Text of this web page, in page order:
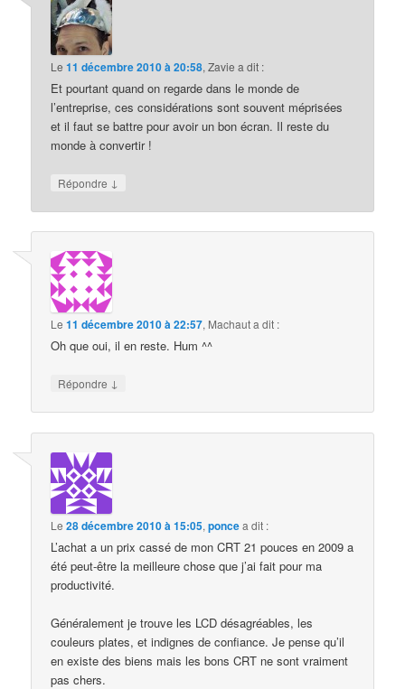
Le11 décembre 2010 à 20:58,Zavie a dit :
Et pourtant quand on regarde dans le monde de
l’entreprise, ces considérations sont souvent méprisées
et il faut se battre pour avoir un bon écran. Il reste du
monde à convertir !
Répondre ↓
Le11 décembre 2010 à 22:57, Machauta dit :
Oh que oui, il en reste. Hum ^^
Répondre ↓
Le28 décembre 2010 à 15:05,poncea dit :
L’achat a un prix cassé de mon CRT 21 pouces en 2009 a
été peut-être la meilleure chose que j’ai fait pour ma
productivité.
Généralement je trouve les LCD désagréables, les
couleurs plates, et indignes de confiance. Je pense qu’il
en existe des biens mais les bons CRT ne sont vraiment
pas chers.